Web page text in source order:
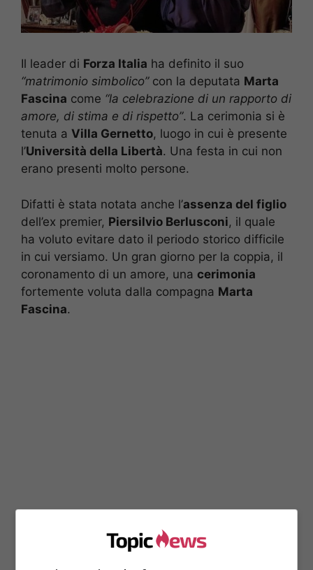
Il leader di Forza Italia ha definito il suo
“matrimonio simbolico”con la deputata Marta
Fascina come “la celebrazione di un rapporto di
amore, di stima e di rispetto”. La cerimonia si è
tenuta a Villa Gernetto, luogo in cui è presente
l’Università della Libertà. Una festa in cui non
erano presenti molto persone.
Difatti è stata notata anche l’assenza del figlio
dell’ex premier, Piersilvio Berlusconi, il quale
ha voluto evitare dato il periodo storico difficile
in cui versiamo. Un gran giorno per la coppia, il
coronamento di un amore, una cerimonia
fortemente voluta dalla compagna Marta
Fascina.
Silvio Berlusconi e la
lieta notizia